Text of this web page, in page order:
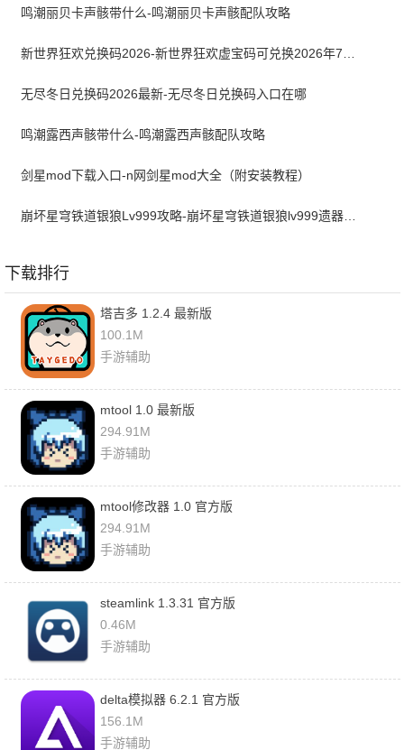
鸣潮丽贝卡声骸带什么-鸣潮丽贝卡声骸配队攻略
无尽冬日兑换码2026最新-无尽冬日兑换码入口在哪
鸣潮露西声骸带什么-鸣潮露西声骸配队攻略
剑星mod下载入口-n网剑星mod大全（附安装教程）
崩坏星穹铁道银狼Lv999攻略-崩坏星穹铁道银狼lv999遗器词条带什么
下载排行
塔吉多 1.2.4 最新版
100.1M
手游辅助
mtool 1.0 最新版
294.91M
手游辅助
mtool修改器 1.0 官方版
294.91M
手游辅助
steamlink 1.3.31 官方版
0.46M
手游辅助
delta模拟器 6.2.1 官方版
156.1M
手游辅助